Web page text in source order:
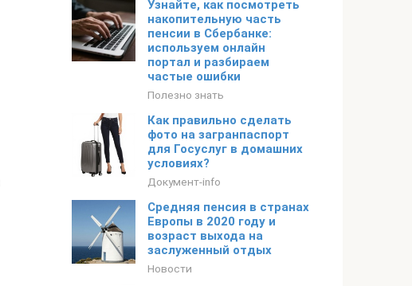
Узнайте, как посмотреть
накопительную часть
пенсии в Сбербанке:
используем онлайн
портал и разбираем
частые ошибки
Полезно знать
Как правильно сделать
фото на загранпаспорт
для Госуслуг в домашних
условиях?
Документ-info
Средняя пенсия в странах
Европы в 2020 году и
возраст выхода на
заслуженный отдых
Новости